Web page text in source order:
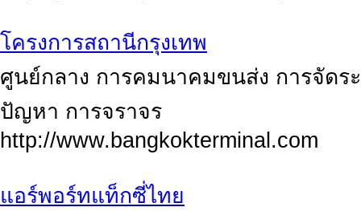
โครงการสถานีกรุงเทพ
ศูนย์กลาง การคมนาคมขนส่ง การจัดร
ปัญหา การจราจร
http://www.bangkokterminal.com
แอร์พอร์ทแท็กซี่ไทย